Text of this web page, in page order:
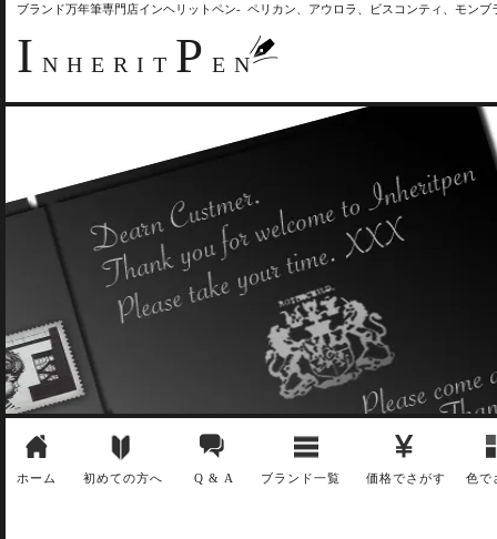
ブランド万年筆専門店インヘリットペン- ペリカン、アウロラ、ビスコンティ、モン
I NHERIT P EN
ホーム 初めての方へ Q & A ブランド一覧 価格でさがす 色で